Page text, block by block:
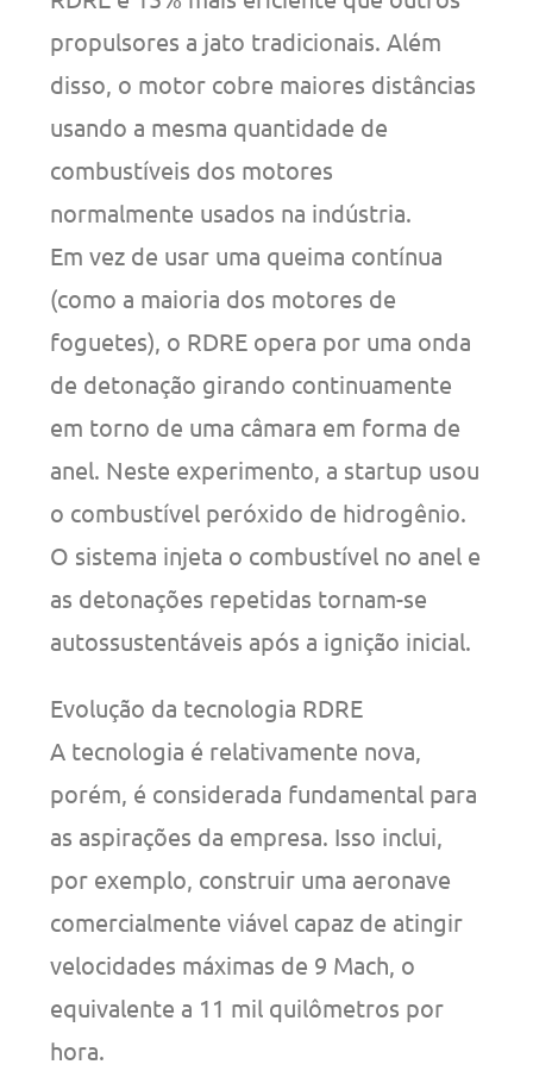
propulsores a jato tradicionais. Além
disso, o motor cobre maiores distâncias
usando a mesma quantidade de
combustíveis dos motores
normalmente usados na indústria.
Em vez de usar uma queima contínua
(como a maioria dos motores de
foguetes), o RDRE opera por uma onda
de detonação girando continuamente
em torno de uma câmara em forma de
anel. Neste experimento, a startup usou
o combustível peróxido de hidrogênio.
O sistema injeta o combustível no anel e
as detonações repetidas tornam-se
autossustentáveis após a ignição inicial.
Evolução da tecnologia RDRE
A tecnologia é relativamente nova,
porém, é considerada fundamental para
as aspirações da empresa. Isso inclui,
por exemplo, construir uma aeronave
comercialmente viável capaz de atingir
velocidades máximas de 9 Mach, o
equivalente a 11 mil quilômetros por
hora.